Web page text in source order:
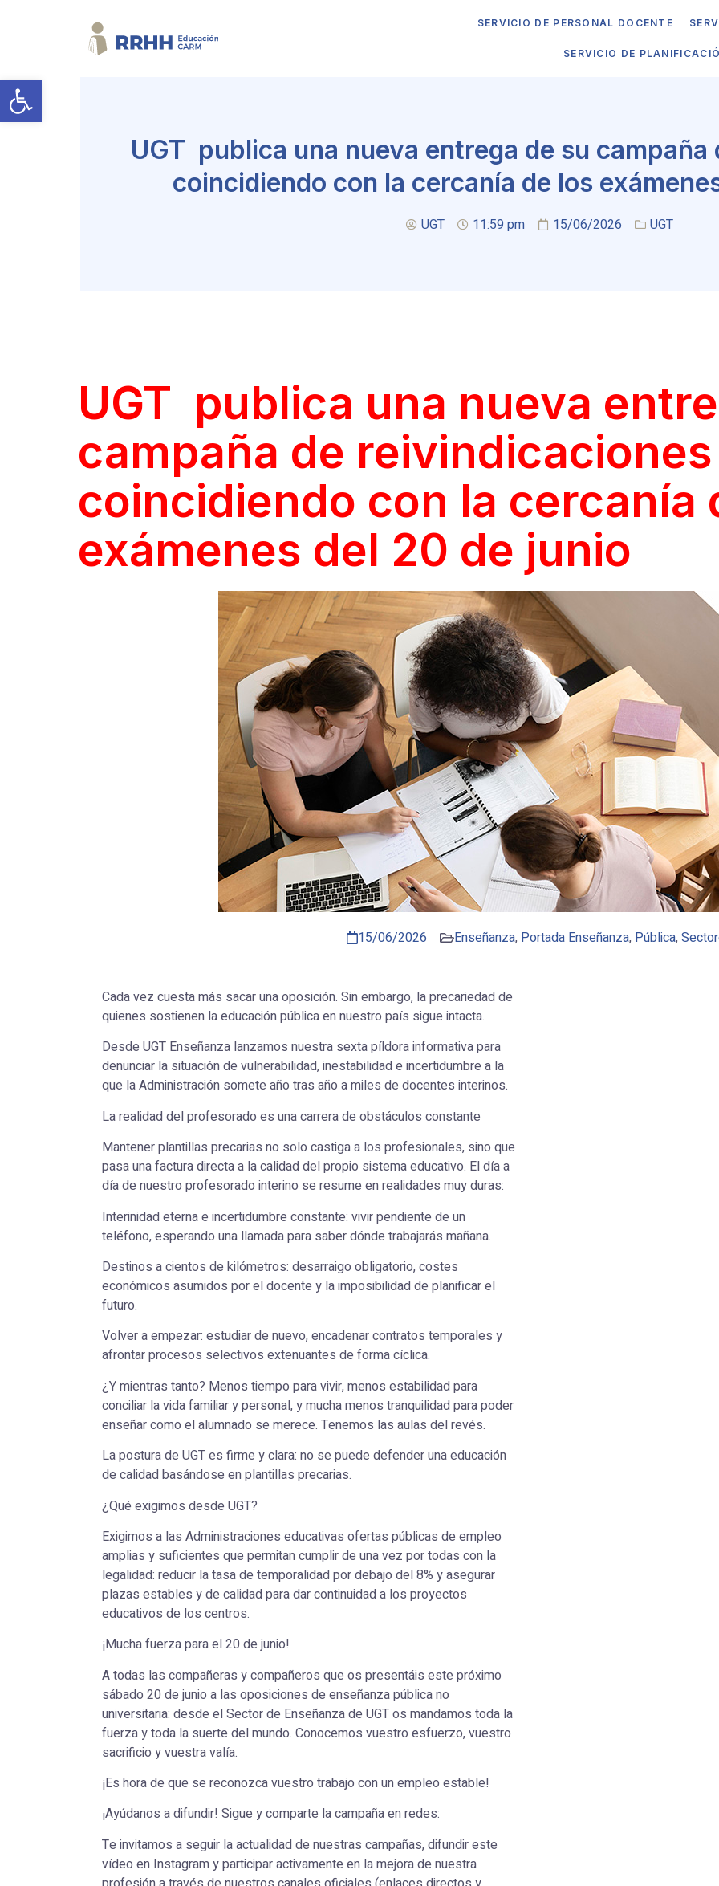
Abrir barra de herramientas
SERVICIO DE PERSONAL DOCENTE
SERVICIO DE
UGT publica una nueva entrega de su
coincidiendo con la cercanía de los
UGT 11:59 pm 15/06/2026 UGT
UGT publica una nueva
campaña de reivindicaciones
coincidiendo con la cercanía
exámenes del 20 de junio
15/06/2026 Enseñanza, Portada Enseñanza, Pública,
Cada vez cuesta más sacar una oposición. Sin embargo, la precariedad de
quienes sostienen la educación pública en nuestro país sigue intacta.
Desde UGT Enseñanza lanzamos nuestra sexta píldora informativa para
denunciar la situación de vulnerabilidad, inestabilidad e incertidumbre a la
que la Administración somete año tras año a miles de docentes interinos.
La realidad del profesorado es una carrera de obstáculos constante
Mantener plantillas precarias no solo castiga a los profesionales, sino que
pasa una factura directa a la calidad del propio sistema educativo. El día a
día de nuestro profesorado interino se resume en realidades muy duras:
Interinidad eterna e incertidumbre constante: vivir pendiente de un
teléfono, esperando una llamada para saber dónde trabajarás mañana.
Destinos a cientos de kilómetros: desarraigo obligatorio, costes
económicos asumidos por el docente y la imposibilidad de planificar el
futuro.
Volver a empezar: estudiar de nuevo, encadenar contratos temporales y
afrontar procesos selectivos extenuantes de forma cíclica.
¿Y mientras tanto? Menos tiempo para vivir, menos estabilidad para
conciliar la vida familiar y personal, y mucha menos tranquilidad para poder
enseñar como el alumnado se merece. Tenemos las aulas del revés.
La postura de UGT es firme y clara: no se puede defender una educación
de calidad basándose en plantillas precarias.
¿Qué exigimos desde UGT?
Exigimos a las Administraciones educativas ofertas públicas de empleo
amplias y suficientes que permitan cumplir de una vez por todas con la
legalidad: reducir la tasa de temporalidad por debajo del 8% y asegurar
plazas estables y de calidad para dar continuidad a los proyectos
educativos de los centros.
¡Mucha fuerza para el 20 de junio!
A todas las compañeras y compañeros que os presentáis este próximo
sábado 20 de junio a las oposiciones de enseñanza pública no
universitaria: desde el Sector de Enseñanza de UGT os mandamos toda la
fuerza y toda la suerte del mundo. Conocemos vuestro esfuerzo, vuestro
sacrificio y vuestra valía.
¡Es hora de que se reconozca vuestro trabajo con un empleo estable!
¡Ayúdanos a difundir! Sigue y comparte la campaña en redes:
Te invitamos a seguir la actualidad de nuestras campañas, difundir este
vídeo en Instagram y participar activamente en la mejora de nuestra